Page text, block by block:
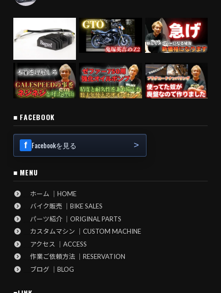
■ FACEBOOK
Facebookを見る
■ MENU
ホーム ｜HOME
バイク販売 ｜BIKE SALES
パーツ紹介 ｜ORIGINAL PARTS
カスタムマシン ｜CUSTOM MACHINE
アクセス ｜ACCESS
作業ご依頼方法 ｜RESERVATION
ブログ ｜BLOG